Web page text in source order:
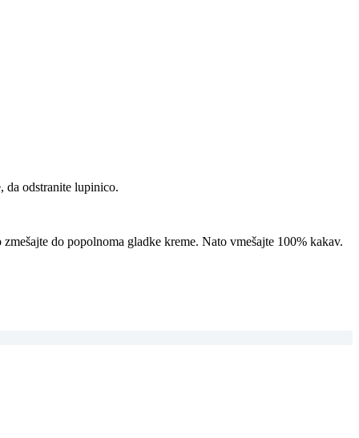
da odstranite lupinico.
do popolnoma gladke kreme. Nato vmešajte 100% kakav.